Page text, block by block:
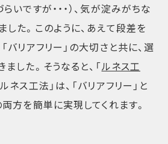
いですが・・・）、気が淀みがちな
た。このように、あえて段差を
バリアフリー」の大切さと共に、選
した。そうなると、「ルネス工
ネス工法」は、「バリアフリー」と
方を簡単に実現してくれます。